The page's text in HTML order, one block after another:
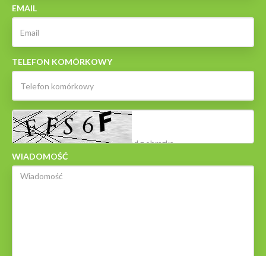
EMAIL
TELEFON KOMÓRKOWY
WIADOMOŚĆ